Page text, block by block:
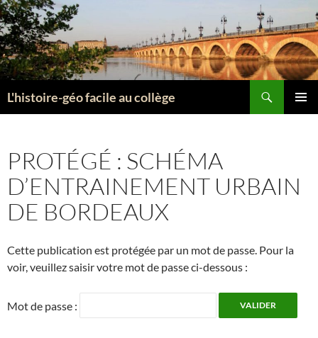
Aller
au
contenu
L'histoire-géo facile au collège
PROTÉGÉ : SCHÉMA
D’ENTRAINEMENT URBAIN
DE BORDEAUX
Cette publication est protégée par un mot de passe. Pour la
voir, veuillez saisir votre mot de passe ci-dessous :
Mot de passe :